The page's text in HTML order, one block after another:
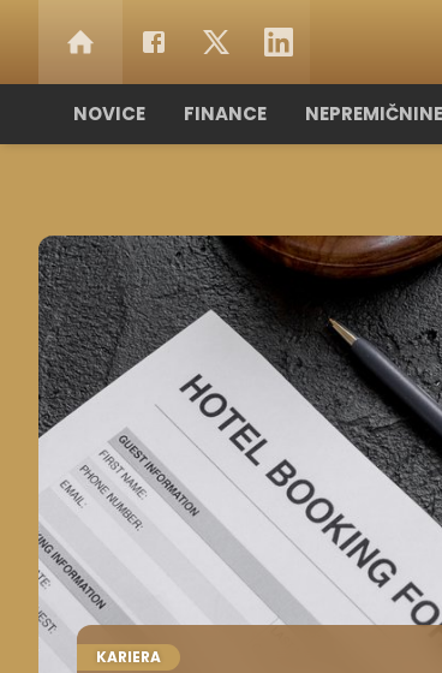
NOVICE FINANCE NEPREMIČNINE
KARIERA